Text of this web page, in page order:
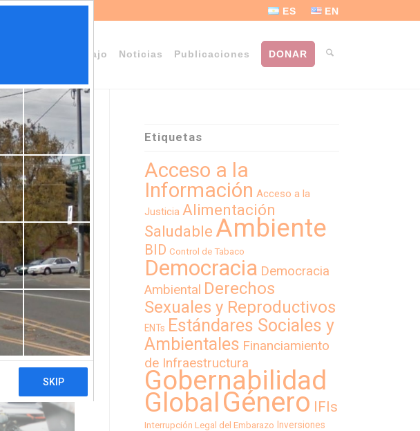
ES EN
Áreas de trabajo Noticias Publicaciones DONAR
de
Etiquetas
Acceso a la
Información Acceso a la
Justicia Alimentación
Saludable Ambiente
BID Control de Tabaco
Democracia Democracia
Ambiental Derechos
Sexuales y Reproductivos
ENTs Estándares Sociales y
Ambientales Financiamiento
de Infraestructura
Gobernabilidad
GlobalGénero IFIs
Interrupción Legal del Embarazo Inversiones